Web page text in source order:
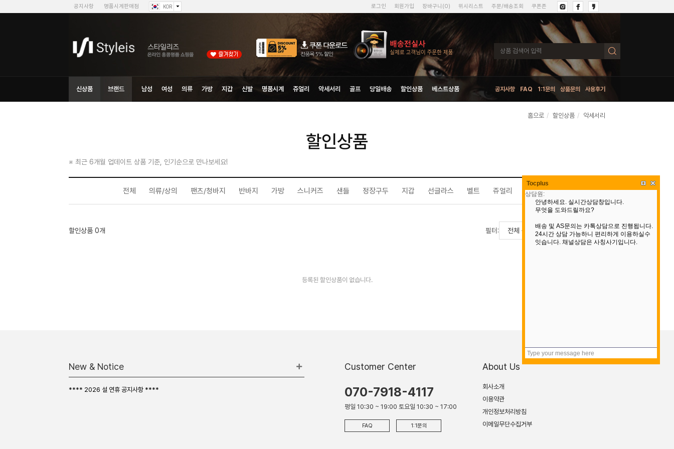
공지사항 명품시계판매점 KOR 로그인 회원가입 장바구니(0) 위시리스트 주문/배송조회 쿠폰존
신상품 브랜드 남성 여성 의류 가방 지갑 신발 명품시계 쥬얼리 악세서리 골프 당일배송 할인상품 베스트상품 공지사항 FAQ 1:1문의 상품문의 사용후기
홈으로 할인상품 악세서리
할인상품
※ 최근 6개월 업데이트 상품 기준, 인기순으로 만나보세요!
전체 의류/상의 팬츠/청바지 반바지 가방 스니커즈 샌들 정장구두 지갑 선글라스 벨트 쥬얼리 악세서리
할인상품 0개 필터: 필터 초기화
등록된 할인상품이 없습니다.
New & Notice
**** 2026 설 연휴 공지사항 ****
Customer Center
070-7918-4117
평일 10:30 ~ 19:00 토요일 10:30 ~ 17:00
FAQ 1:1문의
About Us
회사소개
이용약관
개인정보처리방침
이메일무단수집거부
Tocplus